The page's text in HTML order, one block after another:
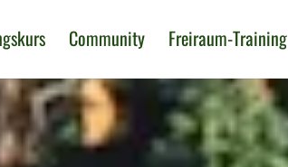
Community Freiraum-Training